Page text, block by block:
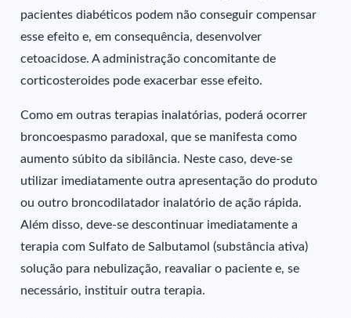
pacientes diabéticos podem não conseguir compensar
esse efeito e, em consequência, desenvolver
cetoacidose. A administração concomitante de
corticosteroides pode exacerbar esse efeito.
Como em outras terapias inalatórias, poderá ocorrer
broncoespasmo paradoxal, que se manifesta como
aumento súbito da sibilância. Neste caso, deve-se
utilizar imediatamente outra apresentação do produto
ou outro broncodilatador inalatório de ação rápida.
Além disso, deve-se descontinuar imediatamente a
terapia com Sulfato de Salbutamol (substância ativa)
solução para nebulização, reavaliar o paciente e, se
necessário, instituir outra terapia.